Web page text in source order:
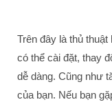
Trên đây là thủ
có thể cài đặt, thay
dễ dàng. Cũng như
của bạn. Nếu bạn